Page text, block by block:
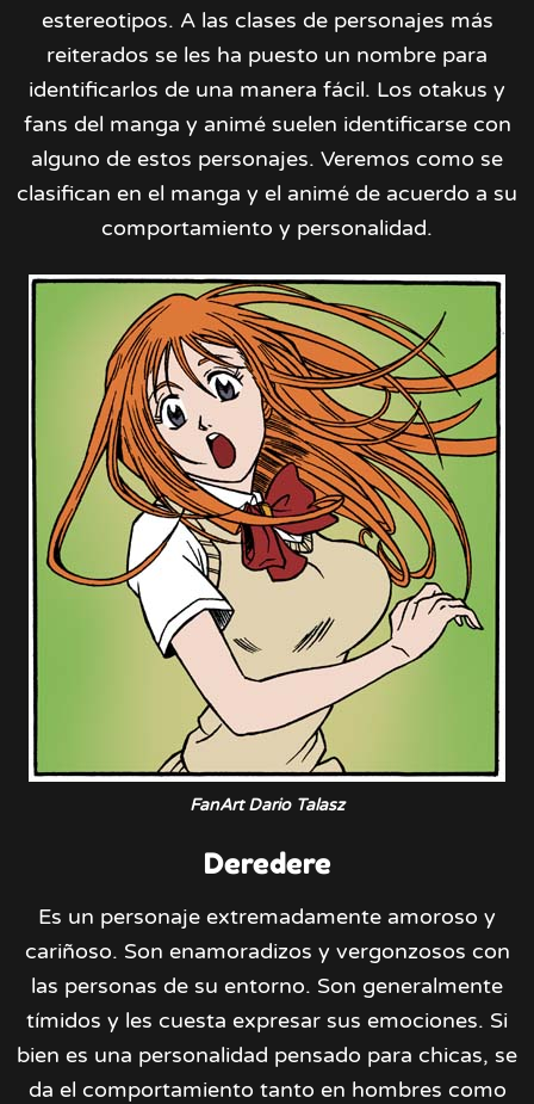
estereotipos. A las clases de personajes más
reiterados se les ha puesto un nombre para
identificarlos de una manera fácil. Los otakus y
fans del manga y animé suelen identificarse con
alguno de estos personajes. Veremos como se
clasifican en el manga y el animé de acuerdo a su
comportamiento y personalidad.
FanArt Dario Talasz
Deredere
Es un personaje extremadamente amoroso y
cariñoso. Son enamoradizos y vergonzosos con
las personas de su entorno. Son generalmente
tímidos y les cuesta expresar sus emociones. Si
bien es una personalidad pensado para chicas, se
da el comportamiento tanto en hombres como